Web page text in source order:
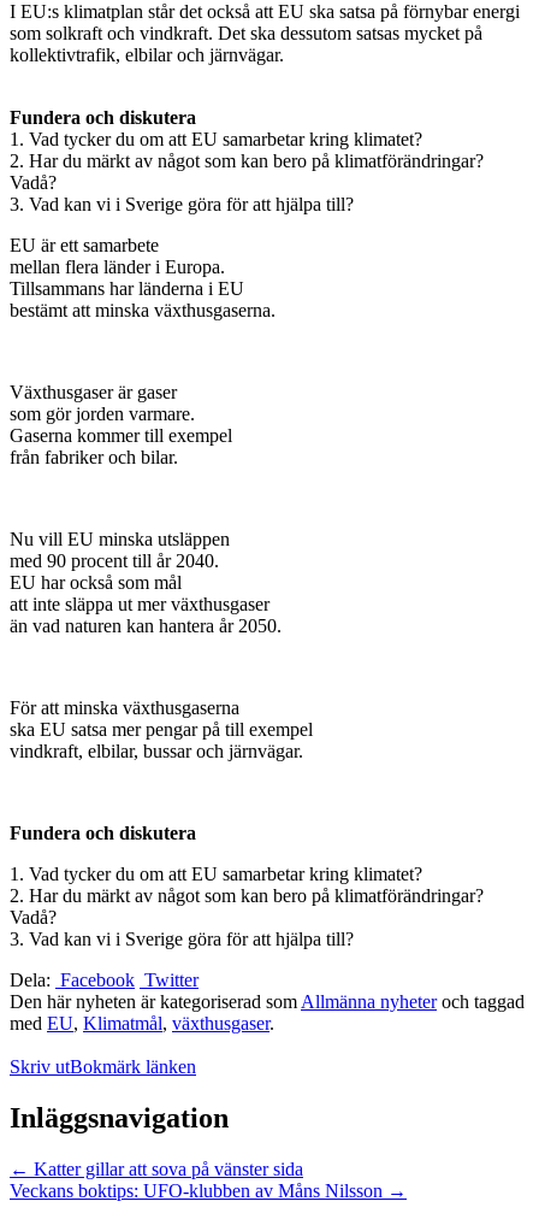
I EU:s klimatplan står det också att EU ska satsa på förnybar energi
som solkraft och vindkraft. Det ska dessutom satsas mycket på
kollektivtrafik, elbilar och järnvägar.
Fundera och diskutera
1. Vad tycker du om att EU samarbetar kring klimatet?
2. Har du märkt av något som kan bero på klimatförändringar?
Vadå?
3. Vad kan vi i Sverige göra för att hjälpa till?
EU är ett samarbete
mellan flera länder i Europa.
Tillsammans har länderna i EU
bestämt att minska växthusgaserna.
Växthusgaser är gaser
som gör jorden varmare.
Gaserna kommer till exempel
från fabriker och bilar.
Nu vill EU minska utsläppen
med 90 procent till år 2040.
EU har också som mål
att inte släppa ut mer växthusgaser
än vad naturen kan hantera år 2050.
För att minska växthusgaserna
ska EU satsa mer pengar på till exempel
vindkraft, elbilar, bussar och järnvägar.
Fundera och diskutera
1. Vad tycker du om att EU samarbetar kring klimatet?
2. Har du märkt av något som kan bero på klimatförändringar?
Vadå?
3. Vad kan vi i Sverige göra för att hjälpa till?
Dela: Facebook Twitter
Den här nyheten är kategoriserad som Allmänna nyheteroch taggad
med EU, Klimatmål, växthusgaser.
Skriv utBokmärk länken
Inläggsnavigation
← Katter gillar att sova på vänster sida
Veckans boktips: UFO-klubben av Måns Nilsson →